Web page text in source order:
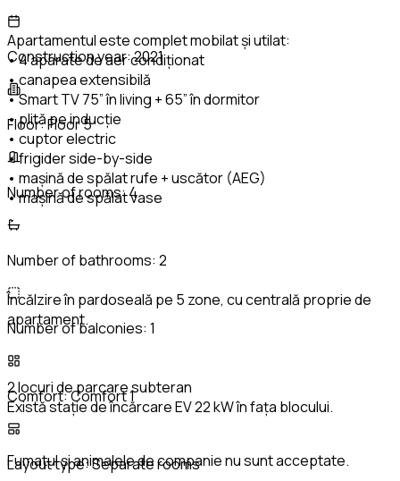
Apartamentul este complet mobilat și utilat:
• 4 aparate de aer condiționat
• canapea extensibilă
• Smart TV 75” în living + 65” în dormitor
• plită pe inducție
• cuptor electric
• frigider side-by-side
• mașină de spălat rufe + uscător (AEG)
• mașină de spălat vase
Încălzire în pardoseală pe 5 zone, cu centrală proprie de
apartament.
2 locuri de parcare subteran
Există stație de încărcare EV 22 kW în fața blocului.
Fumatul și animalele de companie nu sunt acceptate.
Construction year:2021
Floor:Floor 5
Number of rooms:4
Number of bathrooms: 2
Number of balconies: 1
Comfort:Comfort 1
Layout type:Separate rooms